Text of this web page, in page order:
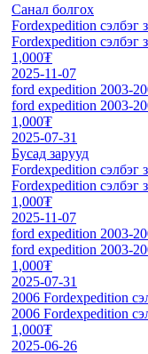
Санал болгох
Fordexpedition сэлбэг
Fordexpedition сэлбэг
1,000₮
2025-11-07
ford expedition 2003-
ford expedition 2003-
1,000₮
2025-07-31
Бусад зарууд
Fordexpedition сэлбэг
Fordexpedition сэлбэг
1,000₮
2025-11-07
ford expedition 2003-
ford expedition 2003-
1,000₮
2025-07-31
2006 Fordexpedition
2006 Fordexpedition
1,000₮
2025-06-26